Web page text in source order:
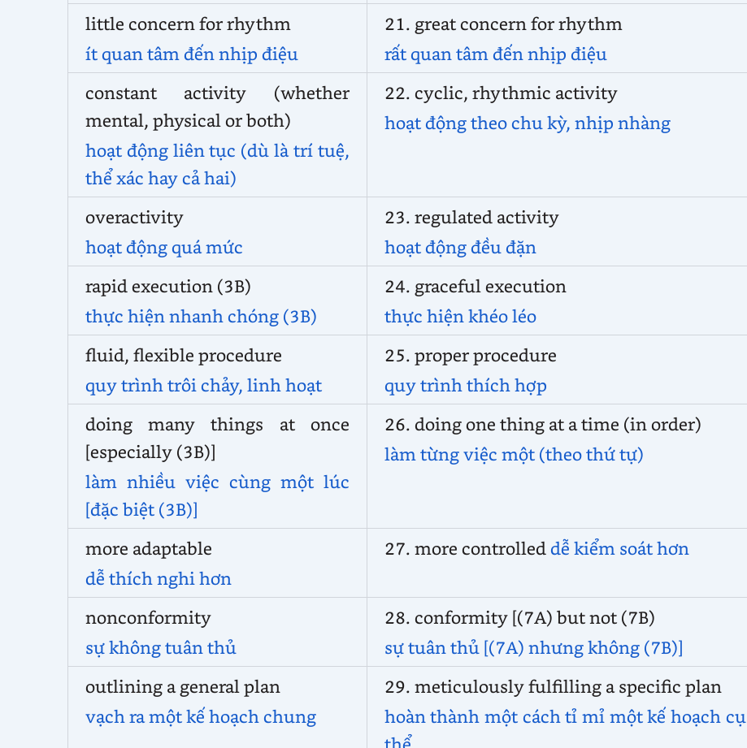
little concern for rhythm
ít quan tâm đến nhịp điệu
21. great concern for rhythm
rất quan tâm đến nhịp điệu
constant activity (whether
mental, physical or both)
hoạt động liên tục (dù là trí tuệ,
thể xác hay cả hai)
22. cyclic, rhythmic activity
hoạt động theo chu kỳ, nhịp nhàng
overactivity
hoạt động quá mức
23. regulated activity
hoạt động đều đặn
rapid execution (3B)
thực hiện nhanh chóng (3B)
24. graceful execution
thực hiện khéo léo
fluid, flexible procedure
quy trình trôi chảy, linh hoạt
25. proper procedure
quy trình thích hợp
doing many things at once
[especially (3B)]
làm nhiều việc cùng một lúc
[đặc biệt (3B)]
26. doing one thing at a time (in order)
làm từng việc một (theo thứ tự)
more adaptable
dễ thích nghi hơn
27. more controlleddễ kiểm soát hơn
nonconformity
sự không tuân thủ
28. conformity [(7A) but not (7B)
sự tuân thủ [(7A) nhưng không (7B)]
outlining a general plan
vạch ra một kế hoạch chung
29. meticulously fulfilling a specific plan
hoàn thành một cách tỉ mỉ một kế hoạch cụ
thể